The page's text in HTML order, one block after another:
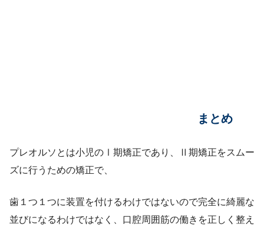
まとめ
プレオルソとは小児のⅠ期矯正であり、Ⅱ期矯正をスムー
ズに行うための矯正で、
歯１つ１つに装置を付けるわけではないので完全に綺麗な
並びになるわけではなく、口腔周囲筋の働きを正しく整え